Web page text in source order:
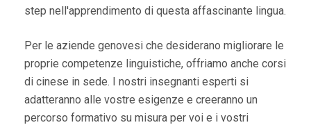
step nell'apprendimento di questa affascinante lingua.
Per le aziende genovesi che desiderano migliorare le
proprie competenze linguistiche, offriamo anche corsi
di cinese in sede. I nostri insegnanti esperti si
adatteranno alle vostre esigenze e creeranno un
percorso formativo su misura per voi e i vostri